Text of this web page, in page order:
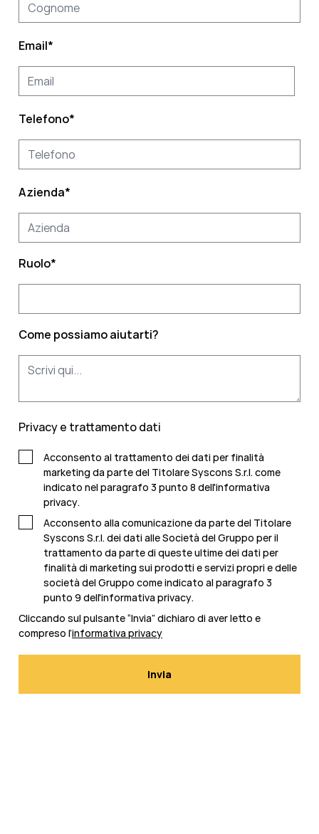
Email*
Telefono*
Azienda*
Ruolo*
Come possiamo aiutarti?
Privacy e trattamento dati
Acconsento al trattamento dei dati per finalità
marketing da parte del Titolare Syscons S.r.l. come
indicato nel paragrafo 3 punto 8 dell'informativa
privacy.
Acconsento alla comunicazione da parte del Titolare
Syscons S.r.l. dei dati alle Società del Gruppo per il
trattamento da parte di queste ultime dei dati per
finalità di marketing sui prodotti e servizi propri e delle
società del Gruppo come indicato al paragrafo 3
punto 9 dell'informativa privacy.
Cliccando sul pulsante “Invia” dichiaro di aver letto e
compreso l’informativa privacy